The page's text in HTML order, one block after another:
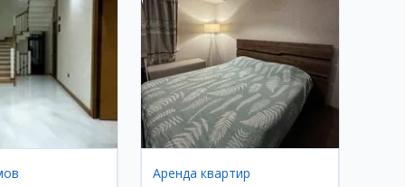
Аренда квартир